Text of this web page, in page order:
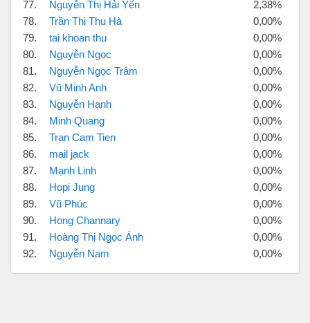
77.
Nguyễn Thị Hải Yến
2,38%
78.
Trần Thị Thu Hà
0,00%
79.
tai khoan thu
0,00%
80.
Nguyễn Ngọc
0,00%
81.
Nguyễn Ngọc Trâm
0,00%
82.
Vũ Minh Anh
0,00%
83.
Nguyễn Hạnh
0,00%
84.
Minh Quang
0,00%
85.
Tran Cam Tien
0,00%
86.
mail jack
0,00%
87.
Mạnh Linh
0,00%
88.
Hopi Jung
0,00%
89.
Vũ Phúc
0,00%
90.
Hong Channary
0,00%
91.
Hoàng Thị Ngọc Ánh
0,00%
92.
Nguyễn Nam 0,00%